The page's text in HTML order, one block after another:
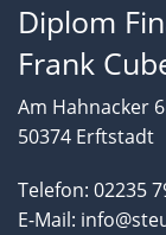
Diplom
Frank
Am Hahnacker 6
50374 Erftstadt
Telefon: 02235
E-Mail: